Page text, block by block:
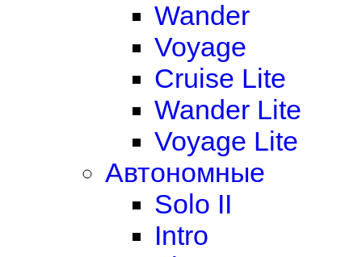
Wander
Voyage
Cruise Lite
Wander Lite
Voyage Lite
Автономные
Solo II
Intro